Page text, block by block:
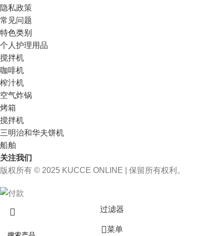
隐私政策
常见问题
特色类别
个人护理用品
搅拌机
咖啡机
榨汁机
空气炸锅
烤箱
搅拌机
三明治和华夫饼机
船舶
关注我们
版权所有 © 2025 KUCCE ONLINE | 保留所有权利。
过滤器
菜单